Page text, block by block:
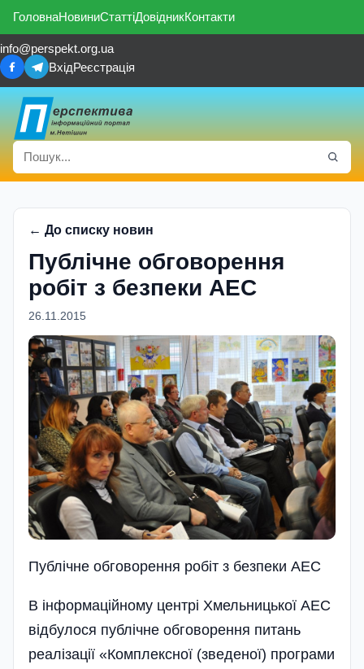
ГоловнаНовиниСтаттіДовідникКонтакти
info@perspekt.org.ua
ВхідРеєстрація
← До списку новин
Публiчне обговорення
робiт з безпеки АЕС
26.11.2015
Публiчне обговорення робiт з безпеки АЕС
В інформаційному центрі Хме­ль­ницької АЕС
відбулося пуб­лічне обговорення питань
реалізації «Комплексної (зведеної) програми